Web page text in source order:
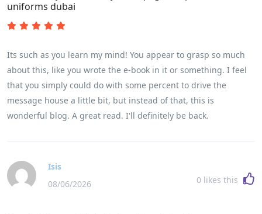
computer? Are most of you actually finding more success with
auto-cashout features or do you like that direct control while
uniforms dubai
Its such as you learn my mind! You appear to grasp so much
about this, like you wrote the e-book in it or something. I feel
that you simply could do with some percent to drive the
message house a little bit, but instead of that, this is
wonderful blog. A great read. I'll definitely be back.
Isis
08/06/2026
0 likes this